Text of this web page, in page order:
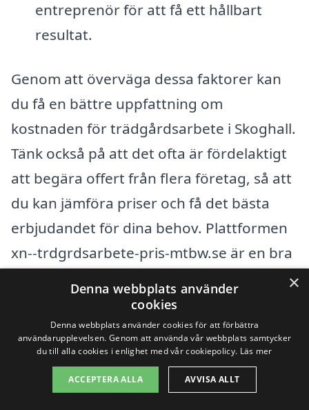
entreprenör för att få ett hållbart
resultat.
Genom att överväga dessa faktorer kan
du få en bättre uppfattning om
kostnaden för trädgårdsarbete i Skoghall.
Tänk också på att det ofta är fördelaktigt
att begära offert från flera företag, så att
du kan jämföra priser och få det bästa
erbjudandet för dina behov. Plattformen
xn--trdgrdsarbete-pris-mtbw.se är en bra
område, vilket gör det enklare för dig att
få det trädgårdsarbete du önskar.
Få 3 erbjudanden, gratis och utan
×
Denna webbplats använder
cookies
Denna webbplats använder cookies för att förbättra
användarupplevelsen. Genom att använda vår webbplats samtycker
du till alla cookies i enlighet med vår cookiepolicy. Läs mer
ACCEPTERA ALLA AVVISA ALLT